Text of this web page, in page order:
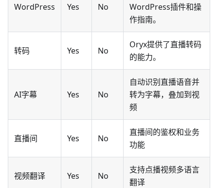
WordPress Yes No
WordPress插件和操
作指南。
转码 Yes No
Oryx提供了直播转码
的能力。
AI字幕 Yes No
自动识别直播语音并
转为字幕，叠加到视
频
直播间 Yes No
直播间的鉴权和业务
功能
视频翻译 Yes No
支持点播视频多语言
翻译